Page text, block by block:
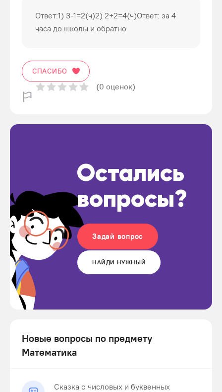
Ответ:1) 3-1=2(ч)2) 2+2=4(ч)Ответ: за 4
часа до школы и обратно
СПАСИБО
(0 оценок)
Остались
вопросы?
Задай вопрос
НАЙДИ НУЖНЫЙ
Новые вопросы по предмету
Математика
Сказка о числовых и буквенных